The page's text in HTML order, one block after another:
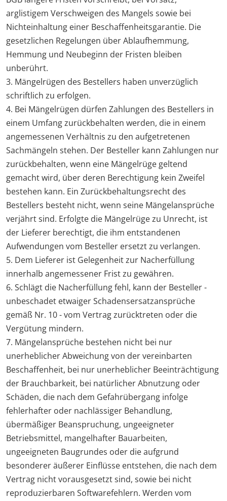
arglistigem Verschweigen des Mangels sowie bei
Nichteinhaltung einer Beschaffenheitsgarantie. Die
gesetzlichen Regelungen über Ablaufhemmung,
Hemmung und Neubeginn der Fristen bleiben
unberührt.
3. Mängelrügen des Bestellers haben unverzüglich
schriftlich zu erfolgen.
4. Bei Mängelrügen dürfen Zahlungen des Bestellers in
einem Umfang zurückbehalten werden, die in einem
angemessenen Verhältnis zu den aufgetretenen
Sachmängeln stehen. Der Besteller kann Zahlungen nur
zurückbehalten, wenn eine Mängelrüge geltend
gemacht wird, über deren Berechtigung kein Zweifel
bestehen kann. Ein Zurückbehaltungsrecht des
Bestellers besteht nicht, wenn seine Mängelansprüche
verjährt sind. Erfolgte die Mängelrüge zu Unrecht, ist
der Lieferer berechtigt, die ihm entstandenen
Aufwendungen vom Besteller ersetzt zu verlangen.
5. Dem Lieferer ist Gelegenheit zur Nacherfüllung
innerhalb angemessener Frist zu gewähren.
6. Schlägt die Nacherfüllung fehl, kann der Besteller -
unbeschadet etwaiger Schadensersatzansprüche
gemäß Nr. 10 - vom Vertrag zurücktreten oder die
Vergütung mindern.
7. Mängelansprüche bestehen nicht bei nur
unerheblicher Abweichung von der vereinbarten
Beschaffenheit, bei nur unerheblicher Beeinträchtigung
der Brauchbarkeit, bei natürlicher Abnutzung oder
Schäden, die nach dem Gefahrübergang infolge
fehlerhafter oder nachlässiger Behandlung,
übermäßiger Beanspruchung, ungeeigneter
Betriebsmittel, mangelhafter Bauarbeiten,
ungeeigneten Baugrundes oder die aufgrund
besonderer äußerer Einflüsse entstehen, die nach dem
Vertrag nicht vorausgesetzt sind, sowie bei nicht
reproduzierbaren Softwarefehlern. Werden vom